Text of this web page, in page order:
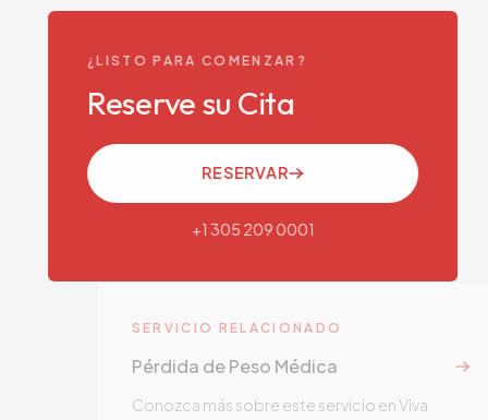
¿LISTO PARA COMENZAR?
Reserve su Cita
RESERVAR
+1 305 209 0001
SERVICIO RELACIONADO
Pérdida de Peso Médica
Conozca más sobre este servicio en Viva